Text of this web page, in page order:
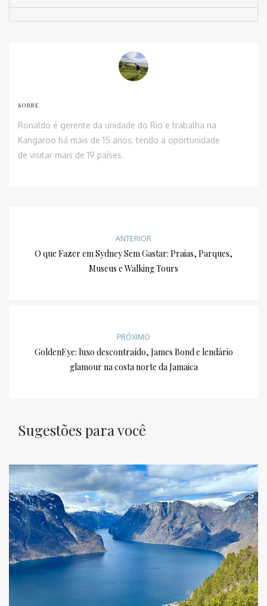
SOBRE
Ronaldo é gerente da unidade do Rio e trabalha na
Kangaroo há mais de 15 anos, tendo a oportunidade
de visitar mais de 19 países.
ANTERIOR
O que Fazer em Sydney Sem Gastar: Praias, Parques,
Museus e Walking Tours
PRÓXIMO
GoldenEye: luxo descontraído, James Bond e lendário
glamour na costa norte da Jamaica
Sugestões para você